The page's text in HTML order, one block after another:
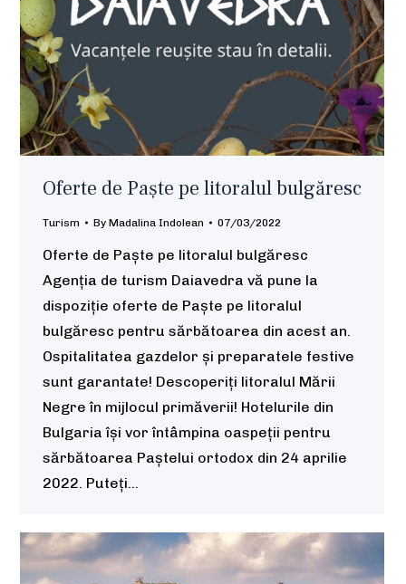
Oferte de Paște pe litoralul bulgăresc
Turism ByMadalina Indolean 07/03/2022
Oferte de Paște pe litoralul bulgăresc
Agenția de turism Daiavedra vă pune la
dispoziție oferte de Paște pe litoralul
bulgăresc pentru sărbătoarea din acest an.
Ospitalitatea gazdelor și preparatele festive
sunt garantate! Descoperiți litoralul Mării
Negre în mijlocul primăverii! Hotelurile din
Bulgaria își vor întâmpina oaspeții pentru
sărbătoarea Paștelui ortodox din 24 aprilie
2022. Puteți…